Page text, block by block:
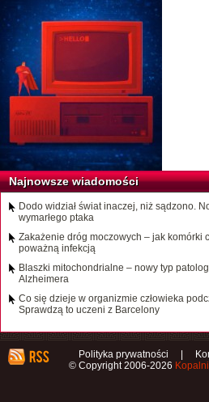
Najnowsze wiadomości
Dodo widział świat inaczej, niż sądzono.
wymarłego ptaka
Zakażenie dróg moczowych – jak komórki
poważną infekcją
Blaszki mitochondrialne – nowy typ
Alzheimera
Co się dzieje w organizmie człowieka
Sprawdzą to uczeni z Barcelony
Polityka prywatności
© Copyright 2006-2026